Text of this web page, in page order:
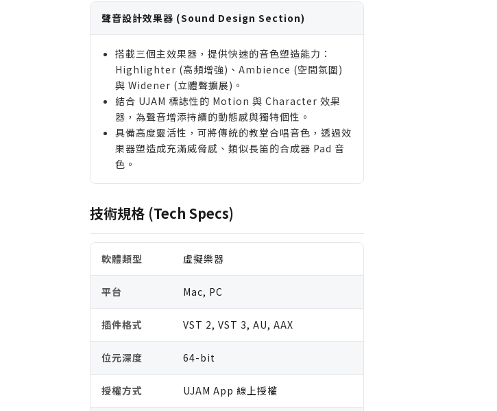
聲音設計效果器 (Sound Design Section)
搭載三個主效果器，提供快速的音色塑造能力：
Highlighter (高頻增強)、Ambience (空間氛圍)
與 Widener (立體聲擴展)。
結合 UJAM 標誌性的 Motion 與 Character 效果
器，為聲音增添持續的動態感與獨特個性。
具備高度靈活性，可將傳統的教堂合唱音色，透過效
果器塑造成充滿威脅感、類似長笛的合成器 Pad 音
色。
技術規格 (Tech Specs)
軟體類型 虛擬樂器
平台 Mac, PC
插件格式 VST 2, VST 3, AU, AAX
位元深度 64-bit
授權方式 UJAM App 線上授權